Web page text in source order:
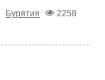
Бурятия
2258